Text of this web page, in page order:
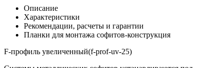
Описание
Характеристики
Рекомендации, расчеты и гарантии
Планки для монтажа софитов-конструкция
F-профиль увеличенный(f-prof-uv-25)